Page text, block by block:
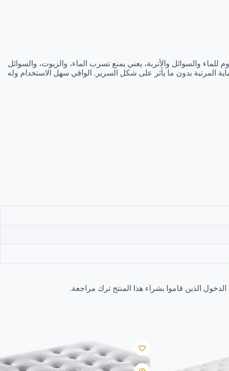
والسوائل والأتربة، يعني يمنع تسرب الماء، والزيوت، والسوائل
طويلة. واقي “المرتبة الذهبية” مصنوع من بوليستر بنسبة 100%، وهذا يخليه مثالي لحماية المرتبة بدون ما يأثر على شكل السرير. الواقي سهل الاستخدام وله
الذين قاموا بشراء هذا المنتج ترك مراجعة.